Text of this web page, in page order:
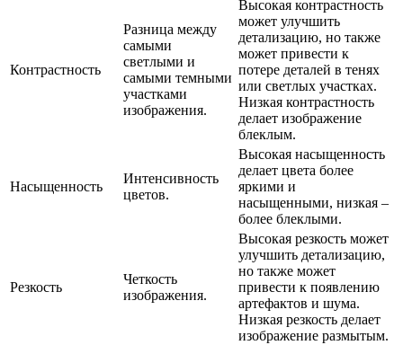
Контрастность
Разница между
самыми
светлыми и
самыми темными
участками
изображения.
Высокая контрастность
может улучшить
детализацию, но также
может привести к
потере деталей в тенях
или светлых участках.
Низкая контрастность
делает изображение
блеклым.
Насыщенность
Интенсивность
цветов.
Высокая насыщенность
делает цвета более
яркими и
насыщенными, низкая –
более блеклыми.
Резкость
Четкость
изображения.
Высокая резкость может
улучшить детализацию,
но также может
привести к появлению
артефактов и шума.
Низкая резкость делает
изображение размытым.